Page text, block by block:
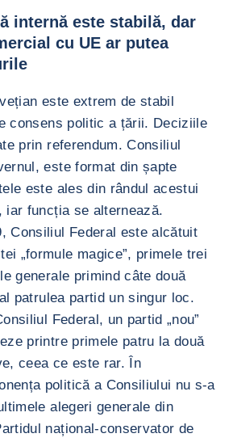
internă este stabilă, dar
cu UE ar putea
este extrem de stabil
consens politic a țării. Deciziile
prin referendum. Consiliul
este format din șapte
este ales din rândul acestui
iar funcția se alternează.
Consiliul Federal este alcătuit
„formule magice”, primele trei
generale primind câte două
patrulea partid un singur loc.
Federal, un partid „nou”
printre primele patru la două
ceea ce este rar. În
politică a Consiliului nu s-a
alegeri generale din
național-conservator de